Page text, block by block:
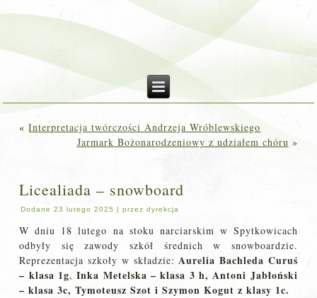
«Interpretacja twórczości Andrzeja Wróblewskiego
Jarmark Bożonarodzeniowy z udziałem chóru »
Licealiada – snowboard
Dodane 23 lutego 2025 |przez dyrekcja
W dniu 18 lutego na stoku narciarskim w Spytkowicach
odbyły się zawody szkół średnich w snowboardzie.
Reprezentacja szkoły w składzie:Aurelia Bachleda Curuś
– klasa 1g,Inka Metelska – klasa 3 h, Antoni Jabłoński
– klasa 3c, Tymoteusz Szot i Szymon Kogut z klasy 1c.